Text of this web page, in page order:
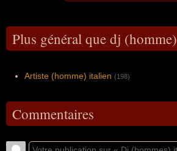
Plus général que dj (homme)
Artiste (homme) italien (198)
Commentaires